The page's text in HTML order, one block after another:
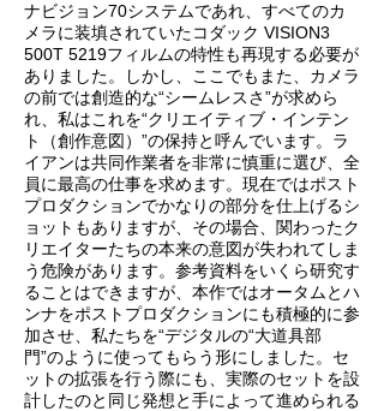
ナビジョン70システムであれ、すべてのカ
メラに装填されていたコダック VISION3
500T 5219フィルムの特性も再現する必要が
ありました。しかし、ここでもまた、カメラ
の前では創造的な“シームレスさ”が求めら
れ、私はこれを“クリエイティブ・インテン
ト（創作意図）”の保持と呼んでいます。ラ
イアンは共同作業者を非常に慎重に選び、全
員に最高の仕事を求めます。現在ではポスト
プロダクションでかなりの部分を仕上げるシ
ョットもありますが、その場合、関わったク
リエイターたちの本来の意図が失われてしま
う危険があります。参考資料をいくら研究す
ることはできますが、本作ではオータムとハ
ンナをポストプロダクションにも積極的に参
加させ、私たちを“デジタルの“大道具部
門”のように使ってもらう形にしました。セ
ットの拡張を行う際にも、実際のセットを設
計したのと同じ発想と手によって進められる